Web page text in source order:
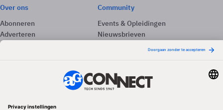
Over ons
Abonneren
Adverteren
Contact
Community
Events & Opleidingen
Nieuwsbrieven